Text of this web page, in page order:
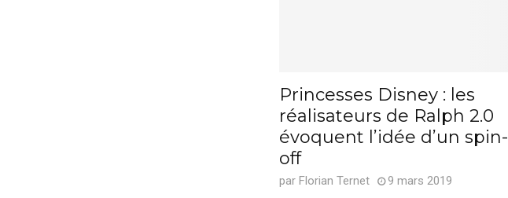
Princesses Disney : les
réalisateurs de Ralph 2.0
évoquent l’idée d’un spin-
off
par Florian Ternet
9 mars 2019